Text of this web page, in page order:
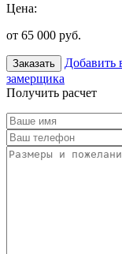
Цена:
от 65 000 руб.
Заказать Добавить
замерщика
Получить расчет